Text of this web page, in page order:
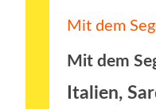
Mit dem
Mit dem
Italien,